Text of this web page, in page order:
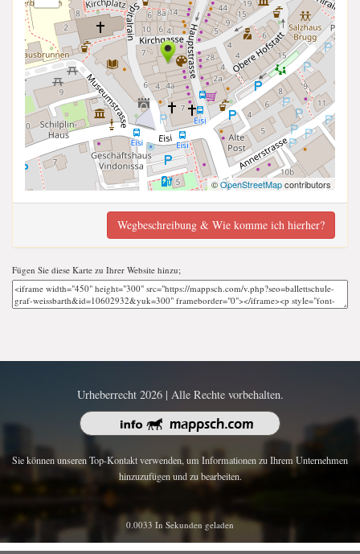
©OpenStreetMapcontributors
Wegbeschreibung & Wie komme ich hierher?
Fügen Sie diese Karte zu Ihrer Website hinzu;
Urheberrecht 2026 | Alle Rechte vorbehalten.
Sie können unseren Top-Kontakt verwenden, um Informationen zu Ihrem Unternehmen
hinzuzufügen und zu bearbeiten.
0.0033 In Sekunden geladen